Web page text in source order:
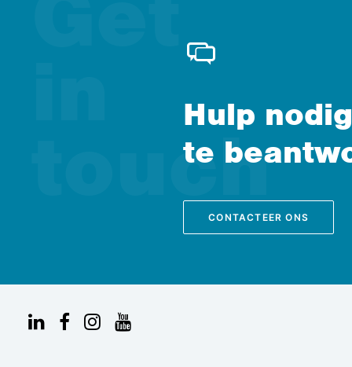
Hulp
te
CONTACTEER ONS